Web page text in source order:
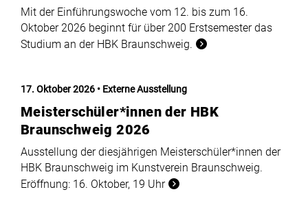
Mit der Einführungswoche vom 12. bis zum 16.
Oktober 2026 beginnt für über 200 Erstsemester das
Studium an der HBK Braunschweig.
17. Oktober 2026 Externe Ausstellung
Meisterschüler*innen der HBK
Braunschweig 2026
Ausstellung der diesjährigen Meisterschüler*innen der
HBK Braunschweig im Kunstverein Braunschweig.
Eröffnung: 16. Oktober, 19 Uhr